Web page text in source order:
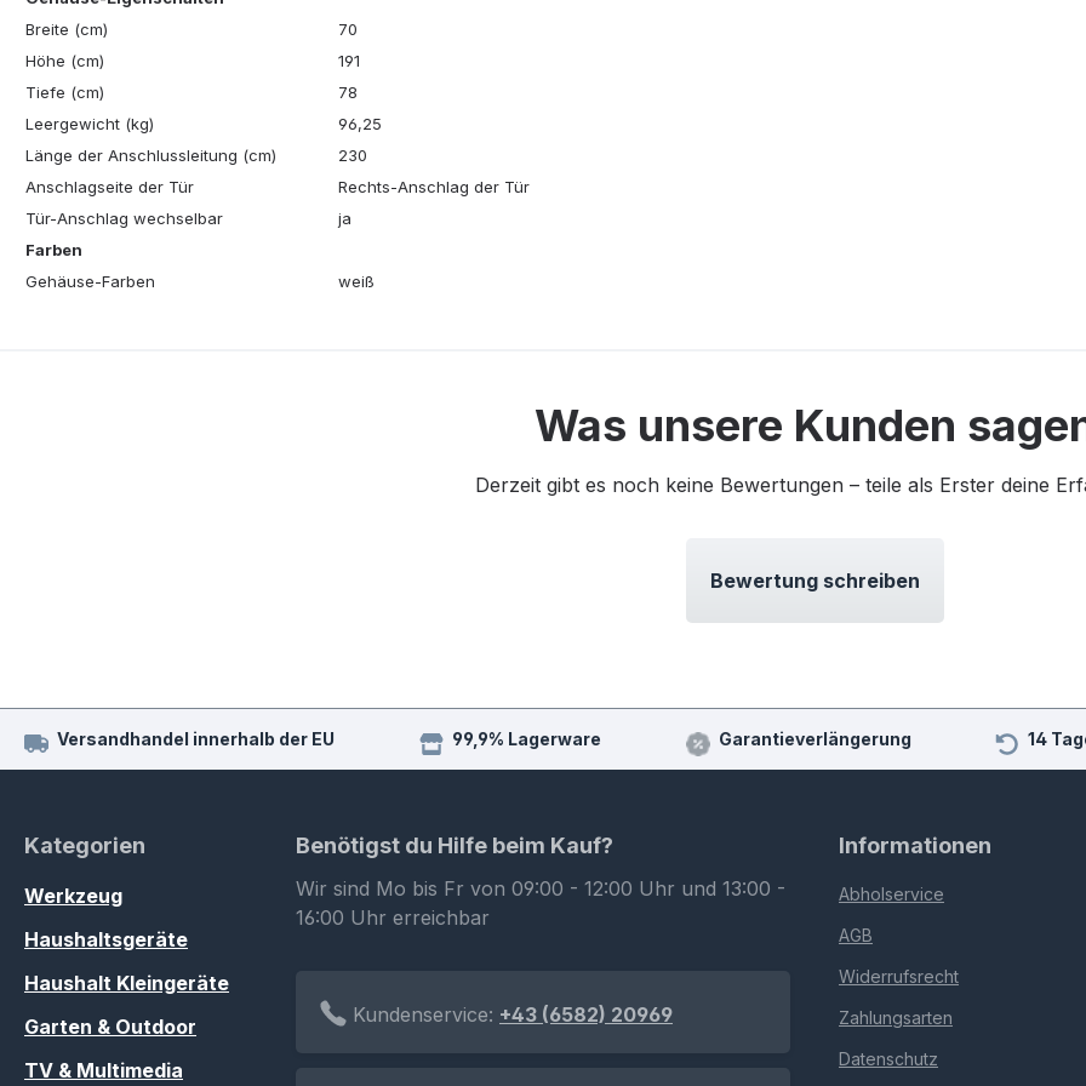
Breite (cm)
70
Höhe (cm)
191
Tiefe (cm)
78
Leergewicht (kg)
96,25
Länge der Anschlussleitung (cm)
230
Anschlagseite der Tür
Rechts-Anschlag der Tür
Tür-Anschlag wechselbar
ja
Farben
Gehäuse-Farben
weiß
Was unsere Kunden
Derzeit gibt es noch keine Bewertungen – teile als Erster deine
Bewertung schreiben
Versandhandel innerhalb der EU 99,9% Lagerware Garantieverlängerung 14
Kategorien
Werkzeug
Haushaltsgeräte
Haushalt Kleingeräte
Garten & Outdoor
TV & Multimedia
Benötigst du Hilfe beim Kauf?
Wir sind Mo bis Fr von 09:00 - 12:00 Uhr und 13:00 -
16:00 Uhr erreichbar
Kundenservice: +43 (6582) 20969
Informationen
Abholservice
AGB
Widerrufsrecht
Zahlungsarten
Datenschutz